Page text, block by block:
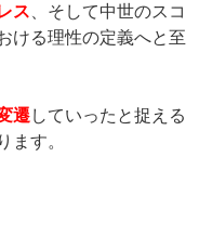
ス 、そして中世のスコ
ける理性の定義へと至
遷していったと捉える
ます。